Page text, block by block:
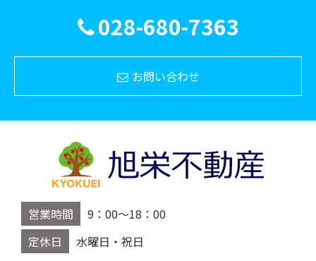
028-680-7363
お問い合わせ
営業時間
9：00～18：00
定休日
水曜日・祝日